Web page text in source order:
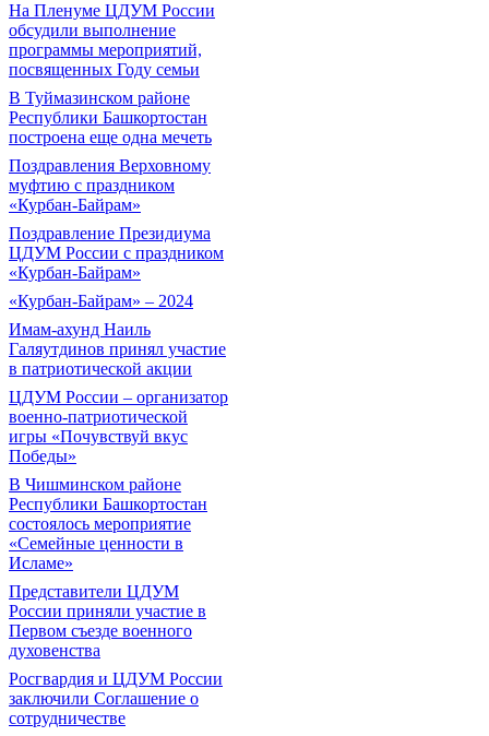
На Пленуме ЦДУМ России
обсудили выполнение
программы мероприятий,
посвященных Году семьи
В Туймазинском районе
Республики Башкортостан
построена еще одна мечеть
Поздравления Верховному
муфтию с праздником
«Курбан-Байрам»
Поздравление Президиума
ЦДУМ России с праздником
«Курбан-Байрам»
«Курбан-Байрам» – 2024
Имам-ахунд Наиль
Галяутдинов принял участие
в патриотической акции
ЦДУМ России – организатор
военно-патриотической
игры «Почувствуй вкус
Победы»
В Чишминском районе
Республики Башкортостан
состоялось мероприятие
«Семейные ценности в
Исламе»
Представители ЦДУМ
России приняли участие в
Первом съезде военного
духовенства
Росгвардия и ЦДУМ России
заключили Соглашение о
сотрудничестве